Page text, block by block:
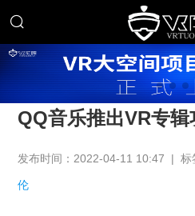
推广
QQ音乐推出VR专辑
发布时间：2022-04-11 10:47 |
伦